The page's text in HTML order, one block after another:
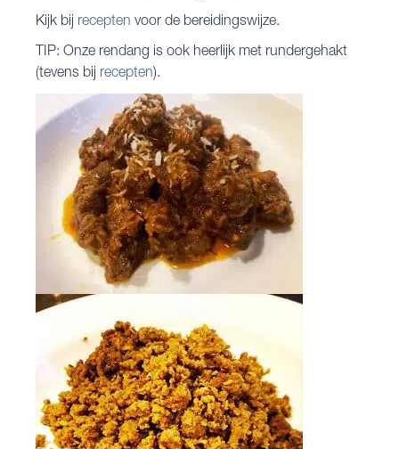
Kijk bij recepten voor de bereidingswijze.
TIP: Onze rendang is ook heerlijk met rundergehakt
(tevens bij recepten).